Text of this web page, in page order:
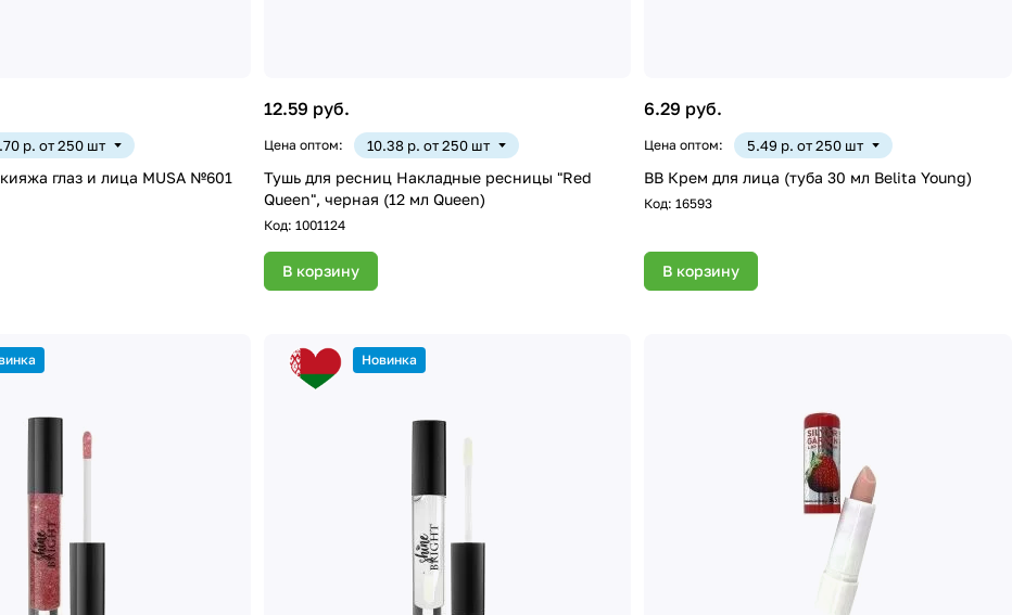
р. от 250 шт
глаз и лица MUSA №601
12.59 руб.
Цена оптом: 10.38 р. от 250 шт
Тушь для ресниц Накладные ресницы "Red
Queen", черная (12 мл Queen)
Код: 1001124
В корзину
6.29 руб.
Цена оптом: 5.49 р. от 250 шт
ВВ Крем для лица (туба 30 мл Belita Young)
Код:16593
В корзину
Новинка